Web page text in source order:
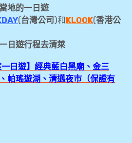
榮航空 清邁CNX✈台北TPE、
Lounge貴賓室
國清邁3Laan House Hotel旅
邁老城區租機車(近古城南邊松
邁各夜市逛街心得-平日夜
當地的一日遊
(台灣公司 )和 KLOOK(香港公
日遊行程去清萊
一日遊】經典藍白黑廟、金三
帕瑤遊湖、清邁夜市（保證有